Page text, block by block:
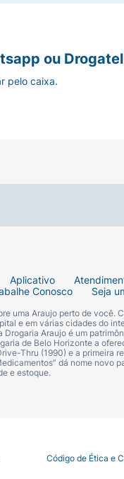
Aplicação
Aplicativo
Conosco Seja
uma Araujo perto de
e em várias cidades do
Araujo é um
de Belo Horizonte a
Thru (1990) e a primeira
dá nome
e estoque.
ou Drogatel
pelo caixa.
19 Código de Ética e